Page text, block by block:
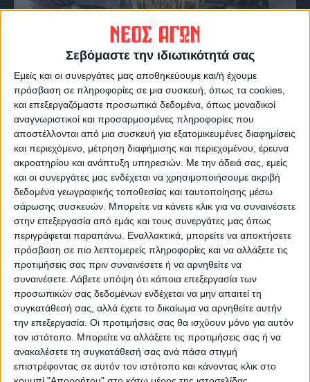
Σεβόμαστε την ιδιωτικότητά σας
Εμείς και οι συνεργάτες μας αποθηκεύουμε και/ή έχουμε
πρόσβαση σε πληροφορίες σε μια συσκευή, όπως τα cookies,
και επεξεργαζόμαστε προσωπικά δεδομένα, όπως μοναδικοί
αναγνωριστικοί και προσαρμοσμένες πληροφορίες που
αποστέλλονται από μια συσκευή για εξατομικευμένες διαφημίσεις
και περιεχόμενο, μέτρηση διαφήμισης και περιεχομένου, έρευνα
ακροατηρίου και ανάπτυξη υπηρεσιών. Με την άδειά σας, εμείς
και οι συνεργάτες μας ενδέχεται να χρησιμοποιήσουμε ακριβή
δεδομένα γεωγραφικής τοποθεσίας και ταυτοποίησης μέσω
σάρωσης συσκευών. Μπορείτε να κάνετε κλικ για να συναινέσετε
στην επεξεργασία από εμάς και τους συνεργάτες μας όπως
περιγράφεται παραπάνω. Εναλλακτικά, μπορείτε να αποκτήσετε
πρόσβαση σε πιο λεπτομερείς πληροφορίες και να αλλάξετε τις
προτιμήσεις σας πριν συναινέσετε ή να αρνηθείτε να
συναινέσετε. Λάβετε υπόψη ότι κάποια επεξεργασία των
προσωπικών σας δεδομένων ενδέχεται να μην απαιτεί τη
συγκατάθεσή σας, αλλά έχετε το δικαίωμα να αρνηθείτε αυτήν
την επεξεργασία. Οι προτιμήσεις σας θα ισχύουν μόνο για αυτόν
τον ιστότοπο. Μπορείτε να αλλάξετε τις προτιμήσεις σας ή να
ανακαλέσετε τη συγκατάθεσή σας ανά πάσα στιγμή
επιστρέφοντας σε αυτόν τον ιστότοπο και κάνοντας κλικ στο
WEB TV
Αφιέρωμα στην άνοδο της Δόξας
Μαχολουρίου